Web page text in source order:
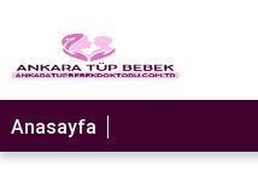
Anasayfa